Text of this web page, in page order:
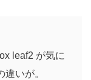
leaf2 が気に
いが。